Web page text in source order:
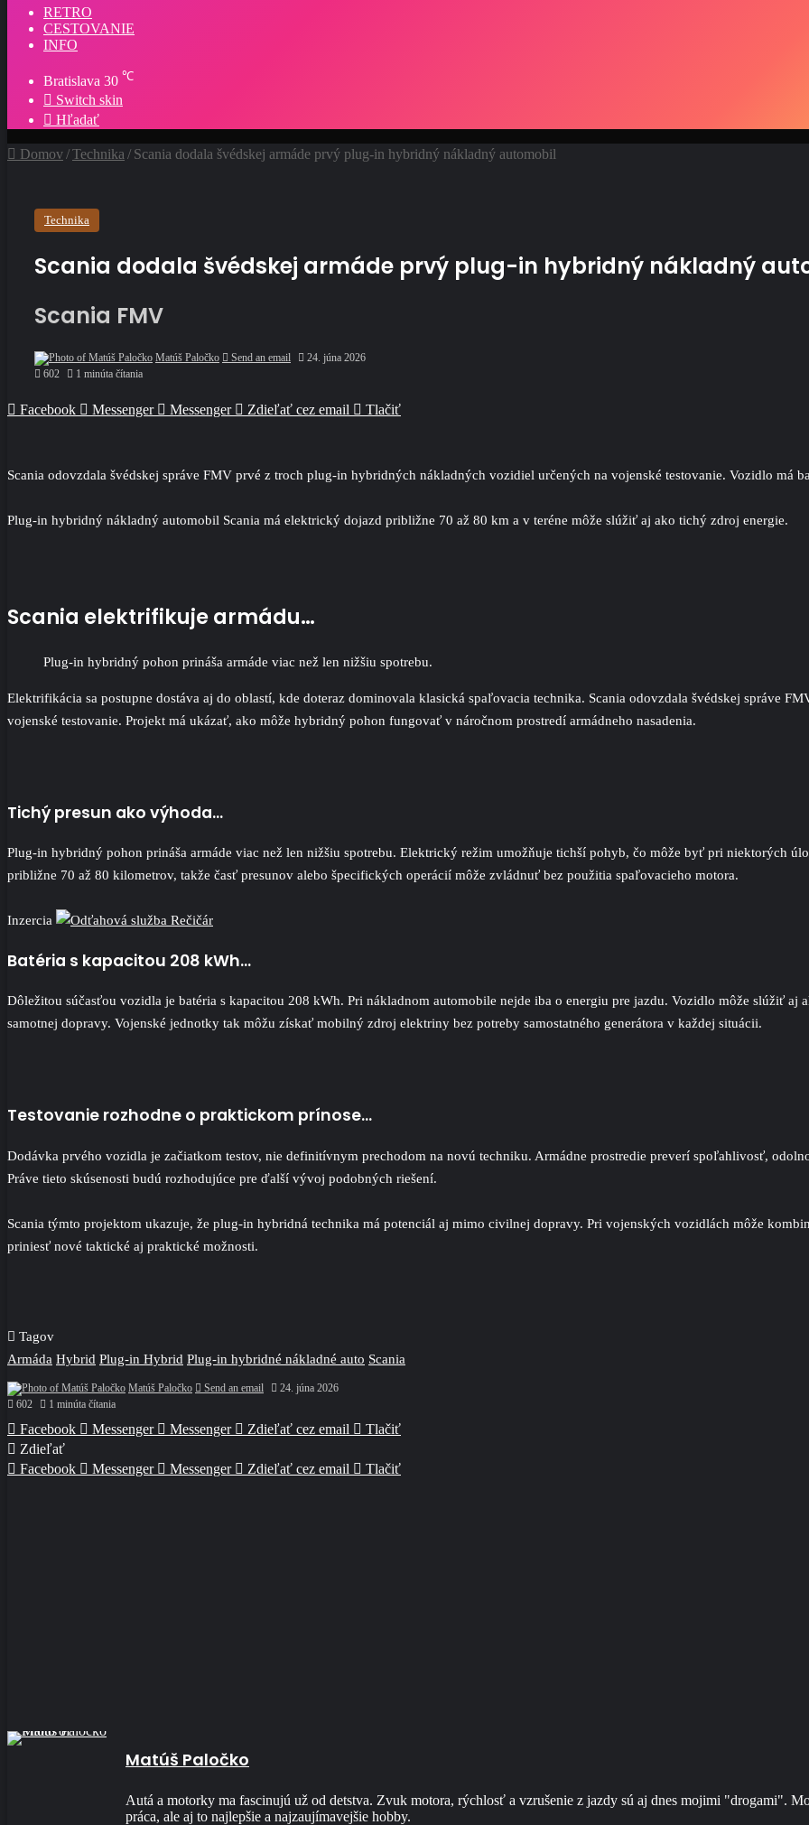
RETRO
CESTOVANIE
INFO
Bratislava 30 ℃
Switch skin
Hľadať
Domov/Technika / Scania dodala švédskej armáde prvý plug-in hybridný nákladný automobil
Technika
Scania dodala švédskej armáde prvý plug-in hybridný nákladný
Scania FMV
Matúš Paločko Send an email
24. júna 2026
602
1 minúta čítania
Facebook Messenger Messenger Zdieľať cez email Tlačiť
Scania odovzdala švédskej správe FMV prvé z troch plug-in hybridných nákladných vozidiel určených na vojenské testovanie. Vozidlo má
Plug-in hybridný nákladný automobil Scania má elektrický dojazd približne 70 až 80 km a v teréne môže slúžiť aj ako tichý zdroj energie.
Scania elektrifikuje armádu…
Plug-in hybridný pohon prináša armáde viac než len nižšiu spotrebu.
Elektrifikácia sa postupne dostáva aj do oblastí, kde doteraz dominovala klasická spaľovacia technika. Scania odovzdala švédskej správe
vojenské testovanie. Projekt má ukázať, ako môže hybridný pohon fungovať v náročnom prostredí armádneho nasadenia.
Tichý presun ako výhoda…
Plug-in hybridný pohon prináša armáde viac než len nižšiu spotrebu. Elektrický režim umožňuje tichší pohyb, čo môže byť pri niektorých
približne 70 až 80 kilometrov, takže časť presunov alebo špecifických operácií môže zvládnuť bez použitia spaľovacieho motora.
Inzercia
Batéria s kapacitou 208 kWh…
Dôležitou súčasťou vozidla je batéria s kapacitou 208 kWh. Pri nákladnom automobile nejde iba o energiu pre jazdu. Vozidlo môže slúžiť
samotnej dopravy. Vojenské jednotky tak môžu získať mobilný zdroj elektriny bez potreby samostatného generátora v každej situácii.
Testovanie rozhodne o praktickom prínose…
Dodávka prvého vozidla je začiatkom testov, nie definitívnym prechodom na novú techniku. Armádne prostredie preverí spoľahlivosť,
Práve tieto skúsenosti budú rozhodujúce pre ďalší vývoj podobných riešení.
Scania týmto projektom ukazuje, že plug-in hybridná technika má potenciál aj mimo civilnej dopravy. Pri vojenských vozidlách môže
priniesť nové taktické aj praktické možnosti.
Tagov
Armáda Hybrid Plug-in Hybrid Plug-in hybridné nákladné auto Scania
Matúš Paločko Send an email
24. júna 2026
602
1 minúta čítania
Facebook Messenger Messenger Zdieľať cez email
Tlačiť
Zdieľať
Facebook
Messenger Messenger Zdieľať cez email Tlačiť
Matúš Paločko
Autá a motorky ma fascinujú už od detstva. Zvuk motora, rýchlosť a vzrušenie z jazdy sú aj dnes mojimi "drogami".
práca, ale aj to najlepšie a najzaujímavejšie hobby.